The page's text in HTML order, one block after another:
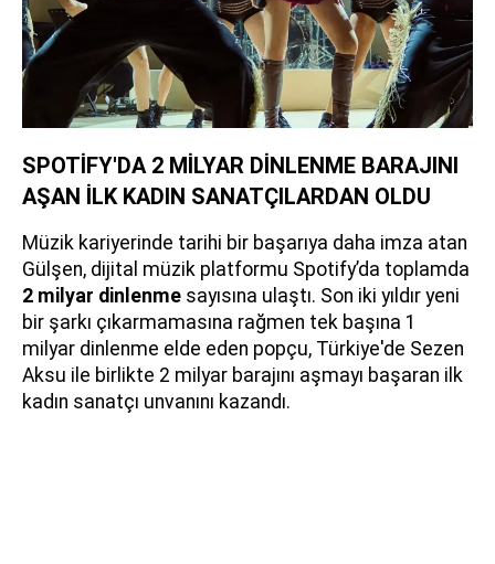
SPOTİFY'DA 2 MİLYAR DİNLENME BARAJINI
AŞAN İLK KADIN SANATÇILARDAN OLDU
Müzik kariyerinde tarihi bir başarıya daha imza atan
Gülşen, dijital müzik platformu Spotify’da toplamda
2 milyar dinlenme sayısına ulaştı. Son iki yıldır yeni
bir şarkı çıkarmamasına rağmen tek başına 1
milyar dinlenme elde eden popçu, Türkiye'de Sezen
Aksu ile birlikte 2 milyar barajını aşmayı başaran ilk
kadın sanatçı unvanını kazandı.